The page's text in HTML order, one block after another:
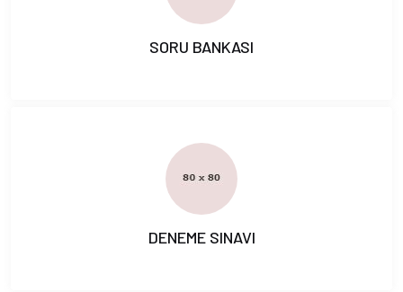
SORU BANKASI
DENEME SINAVI